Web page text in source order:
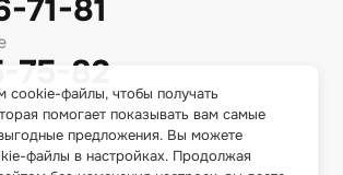
71-81
75-82
cookie-файлы, чтобы получать
помогает показывать вам самые
предложения. Вы можете
файлы в настройках. Продолжая